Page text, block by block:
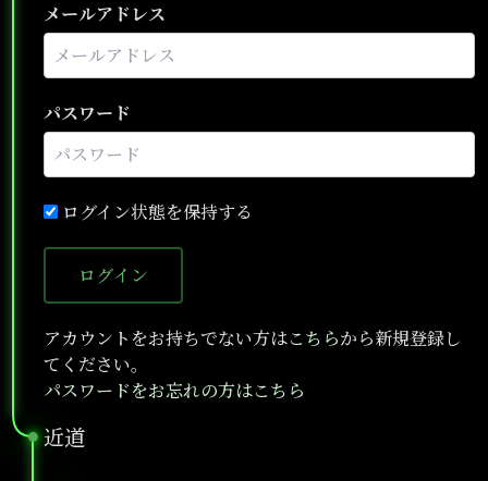
メールアドレス
パスワード
ログイン状態を保持する
ログイン
アカウントをお持ちでない方はこちらから新規登録し
てください。
パスワードをお忘れの方はこちら
近道
●